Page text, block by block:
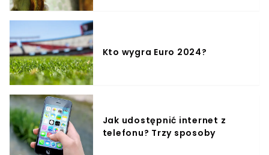
Kto wygra Euro 2024?
Jak udostępnić internet z
telefonu? Trzy sposoby